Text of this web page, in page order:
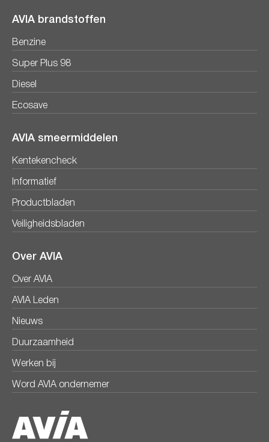
AVIA brandstoffen
Benzine
Super Plus 98
Diesel
Ecosave
AVIA smeermiddelen
Kentekencheck
Informatief
Productbladen
Veiligheidsbladen
Over AVIA
Over AVIA
AVIA Leden
Nieuws
Duurzaamheid
Werken bij
Word AVIA ondernemer